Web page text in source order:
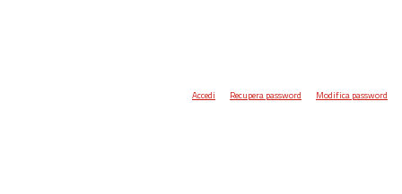
Accedi Recupera password Modifica password